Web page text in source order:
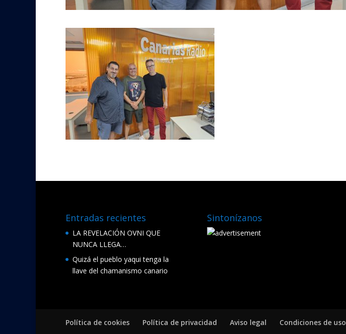
Entradas recientes
LA REVELACIÓN OVNI QUE
NUNCA LLEGA…
Quizá el pueblo yaqui tenga la
llave del chamanismo canario
Sintonízanos
Política de cookies Política de privacidad Aviso legal Condiciones de uso